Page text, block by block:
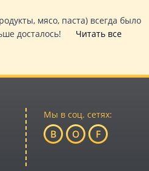
мясо, паста) всегда было
досталось! Читать все
Мы в соц. сетях:
B O F